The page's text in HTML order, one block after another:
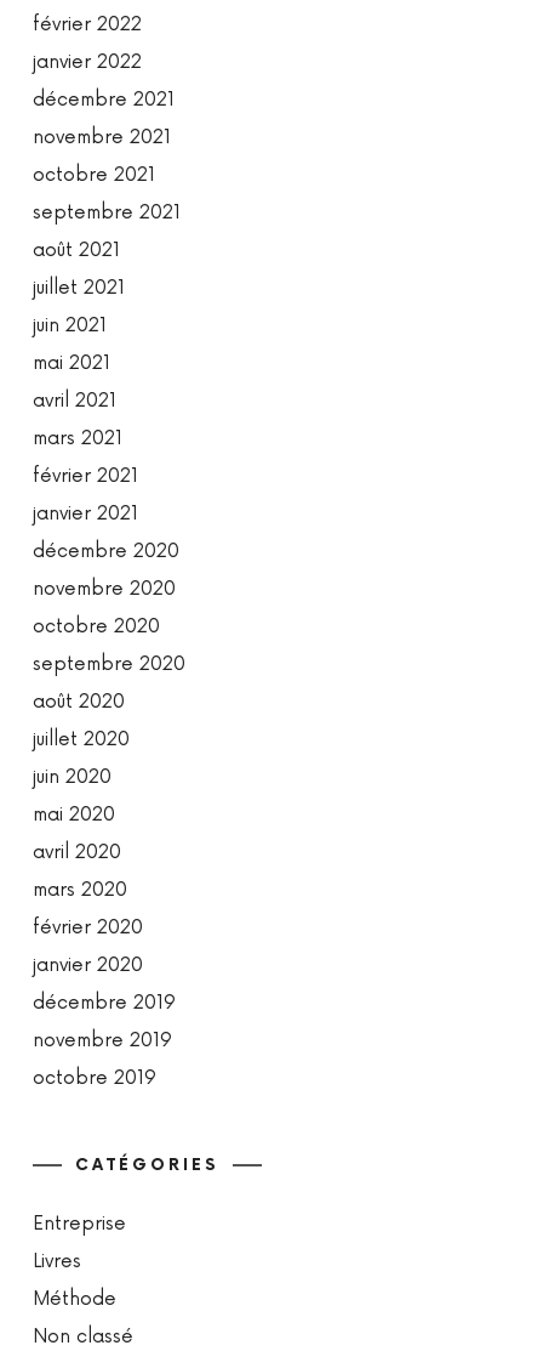
février 2022
janvier 2022
décembre 2021
novembre 2021
octobre 2021
septembre 2021
août 2021
juillet 2021
juin 2021
mai 2021
avril 2021
mars 2021
février 2021
janvier 2021
décembre 2020
novembre 2020
octobre 2020
septembre 2020
août 2020
juillet 2020
juin 2020
mai 2020
avril 2020
mars 2020
février 2020
janvier 2020
décembre 2019
novembre 2019
octobre 2019
CATÉGORIES
Entreprise
Livres
Méthode
Non classé